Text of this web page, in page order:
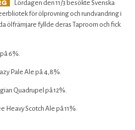
Lördagen den 11/3 besökte Svenska
för ölprovning och rundvandring i
ölfrämjare fyllde deras Taproom och fick
6%.
Pale Ale på 4,8%.
Quadrupel på 12%.
Heavy Scotch Ale på 11%.